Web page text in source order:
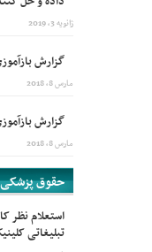
ژانویه 3, 2019
گزارش بازآموزی اندو (۵)/
مارس 8, 2018
گزارش بازآموزی پروتز (۶)/
مارس 8, 2018
حقوق
استعلام نظر
تبلیغاتی